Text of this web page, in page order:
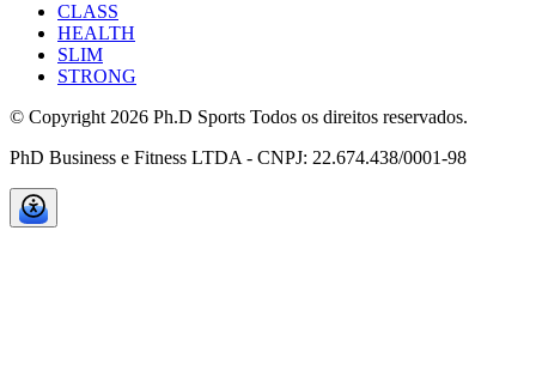
CLASS
HEALTH
SLIM
STRONG
© Copyright 2026 Ph.D Sports Todos os direitos reservados.
PhD Business e Fitness LTDA - CNPJ: 22.674.438/0001-98